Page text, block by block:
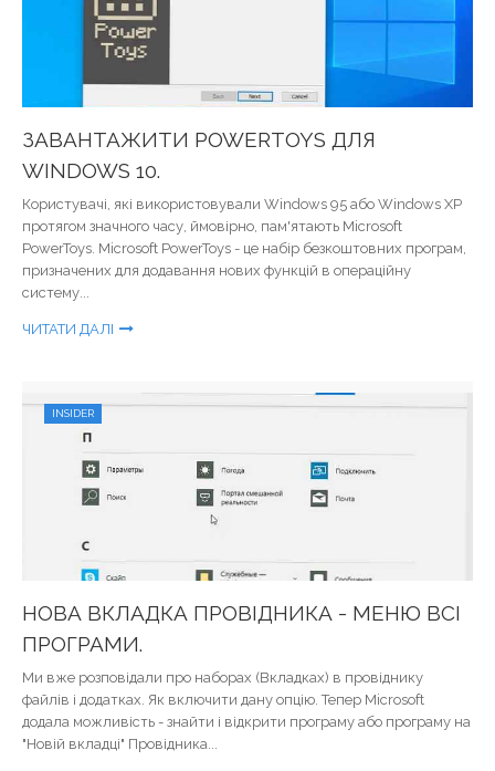
ЗАВАНТАЖИТИ POWERTOYS ДЛЯ
WINDOWS 10.
Користувачі, які використовували Windows 95 або Windows XP
протягом значного часу, ймовірно, пам'ятають Microsoft
PowerToys. Microsoft PowerToys - це набір безкоштовних програм,
призначених для додавання нових функцій в операційну
систему...
ЧИТАТИ ДАЛІ
INSIDER
НОВА ВКЛАДКА ПРОВІДНИКА - МЕНЮ ВСІ
ПРОГРАМИ.
Ми вже розповідали про наборах (Вкладках) в провіднику
файлів і додатках. Як включити дану опцію. Тепер Microsoft
додала можливість - знайти і відкрити програму або програму на
"Новій вкладці" Провідника...